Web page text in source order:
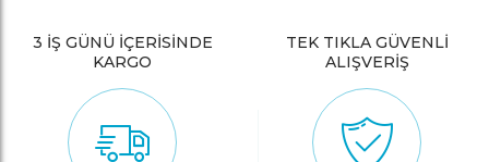
3 İŞ GÜNÜ İÇERİSİNDE
KARGO
TEK TIKLA GÜVENLİ
ALIŞVERİŞ